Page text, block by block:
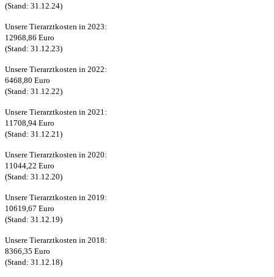
(Stand: 31.12.24)
Unsere Tierarztkosten in 2023:
12968,86 Euro
(Stand: 31.12.23)
Unsere Tierarztkosten in 2022:
6468,80 Euro
(Stand: 31.12.22)
Unsere Tierarztkosten in 2021:
11708,94 Euro
(Stand: 31.12.21)
Unsere Tierarztkosten in 2020:
11044,22 Euro
(Stand: 31.12.20)
Unsere Tierarztkosten in 2019:
10619,67 Euro
(Stand: 31.12.19)
Unsere Tierarztkosten in 2018:
8366,35 Euro
(Stand: 31.12.18)